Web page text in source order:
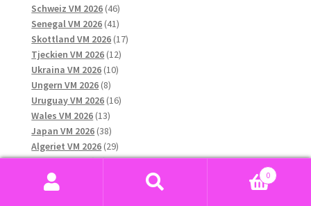
produkter
Schweiz VM 2026 4646
produkter
Senegal VM 2026 4141
produkter
Skottland VM 2026 1717
Tjeckien VM 2026 1212
Ukraina VM 2026 1010
Ungern VM 2026 88
produkter
Uruguay VM 2026 1616
Wales VM 2026 1313
produkter
Japan VM 2026 3838
produkter
Algeriet VM 2026 2929
produkter
Chile VM 2026 1313
Grekland VM 2026
produkter
Qatar VM 2026
0